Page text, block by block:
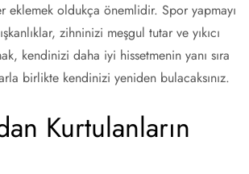
eklemek oldukça önemlidir. Spor yapmayı
zihninizi meşgul tutar ve yıkıcı
kendinizi daha iyi hissetmenin yanı sıra
birlikte kendinizi yeniden bulacaksınız.
Kurtulanların